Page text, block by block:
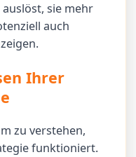
sie mehr
auch
Ihrer
zu verstehen,
funktioniert.